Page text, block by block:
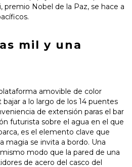
premio Nobel de la Paz, se hace a
mil y una
amovible de color
bajar a lo largo de los 14 puentes
de extensión paras el bar
futurista sobre el agua en el que
es el elemento clave que
magia se invita a bordo. Una
modo que la pared de una
de acero del casco del